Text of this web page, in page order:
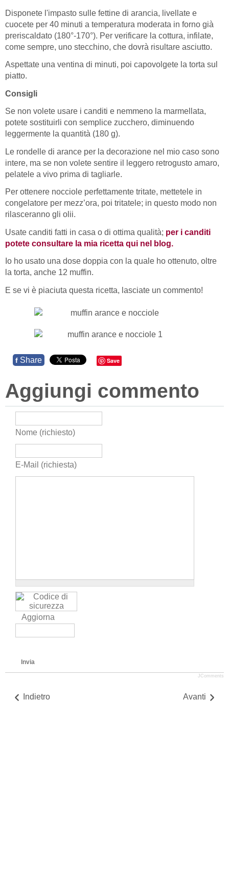
Disponete l'impasto sulle fettine di arancia, livellate e
cuocete per 40 minuti a temperatura moderata in forno già
preriscaldato (180°-170°). Per verificare la cottura, infilate,
come sempre, uno stecchino, che dovrà risultare asciutto.
Aspettate una ventina di minuti, poi capovolgete la torta sul
piatto.
Consigli
Se non volete usare i canditi e nemmeno la marmellata,
potete sostituirli con semplice zucchero, diminuendo
leggermente la quantità (180 g).
Le rondelle di arance per la decorazione nel mio caso sono
intere, ma se non volete sentire il leggero retrogusto amaro,
pelatele a vivo prima di tagliarle.
Per ottenere nocciole perfettamente tritate, mettetele in
congelatore per mezz’ora, poi tritatele; in questo modo non
rilasceranno gli olii.
Usate canditi fatti in casa o di ottima qualità; per i canditi
potete consultare la mia ricetta qui nel blog.
Io ho usato una dose doppia con la quale ho ottenuto, oltre
la torta, anche 12 muffin.
E se vi è piaciuta questa ricetta, lasciate un commento!
f Share Save
Aggiungi commento
Nome (richiesto)
E-Mail (richiesta)
Aggiorna
Invia
JComments
Indietro Avanti